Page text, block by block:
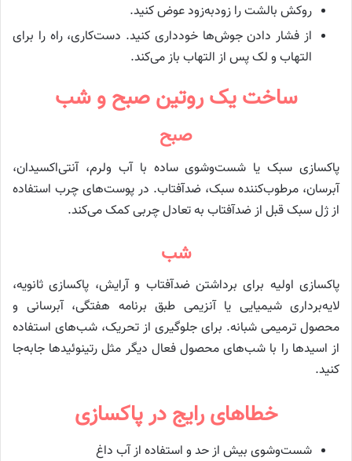
روکش بالشت را زودبه‌زود عوض کنید.
از فشار دادن جوش‌ها خودداری کنید. دست‌کاری، راه را برای
التهاب و لک پس از التهاب باز می‌کند.
ساخت یک روتین صبح و شب
صبح
پاکسازی سبک یا شست‌وشوی ساده با آب ولرم، آنتی‌اکسیدان،
آبرسان، مرطوب‌کننده سبک، ضدآفتاب. در پوست‌های چرب استفاده
از ژل سبک قبل از ضدآفتاب به تعادل چربی کمک می‌کند.
شب
پاکسازی اولیه برای برداشتن ضدآفتاب و آرایش، پاکسازی ثانویه،
لایه‌برداری شیمیایی یا آنزیمی طبق برنامه هفتگی، آبرسانی و
محصول ترمیمی شبانه. برای جلوگیری از تحریک، شب‌های استفاده
از اسیدها را با شب‌های محصول فعال دیگر مثل رتینوئیدها جابه‌جا
کنید.
خطاهای رایج در پاکسازی
شست‌وشوی بیش از حد و استفاده از آب داغ